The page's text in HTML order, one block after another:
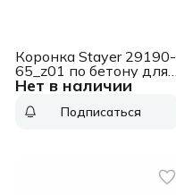
Нет в наличии
Коронка Stayer 29190-
65_z01 по бетону для
перфораторов
Подписаться